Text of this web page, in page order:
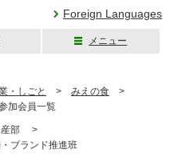
Foreign Languages
メニュー
・しごと > みえの食 >
加会員一覧
産部 >
ブランド推進班